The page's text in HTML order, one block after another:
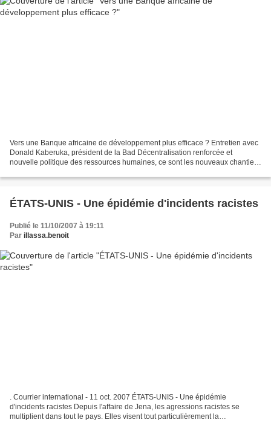
Vers une Banque africaine de développement plus efficace ? Entretien avec
Donald Kaberuka, président de la Bad Décentralisation renforcée et
nouvelle politique des ressources humaines, ce sont les nouveaux chantiers
ÉTATS-UNIS - Une épidémie d'incidents racistes
Publié le 11/10/2007 à 19:11
Par illassa.benoit
. Courrier international - 11 oct. 2007 ÉTATS-UNIS - Une épidémie
d'incidents racistes Depuis l'affaire de Jena, les agressions racistes se
multiplient dans tout le pays. Elles visent tout particulièrement la